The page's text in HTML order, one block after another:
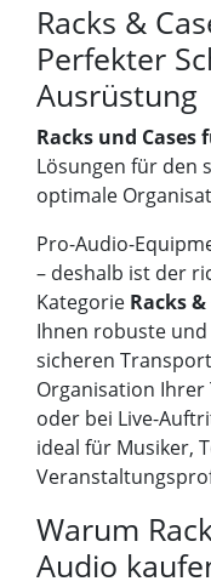
Racks &
Perfekter
Ausrüstung
Racks und
Lösungen für den
optimale
Pro-Audio-
– deshalb ist der
Kategorie Racks
Ihnen robuste
sicheren
Organisation Ihrer
oder bei Live-
ideal für Musiker,
Warum
Audio